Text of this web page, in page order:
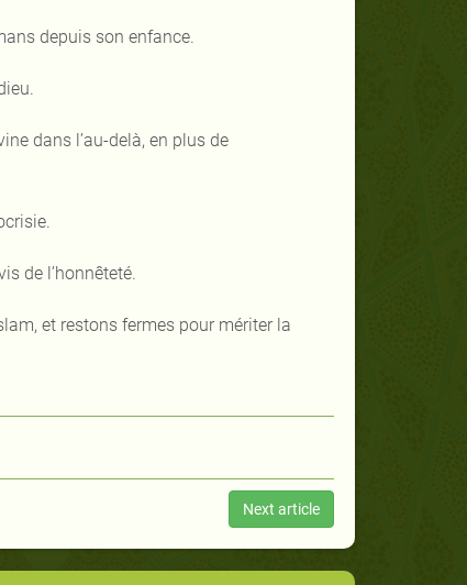
depuis son enfance.
dans l’au-delà, en plus de
de l’honnêteté.
et restons fermes pour mériter la
Next article